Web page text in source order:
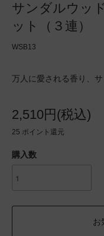
サンダルウッ
ット（３連）
WSB13
万人に愛される香り、
2,510円(税込)
25 ポイント還元
購入数
お